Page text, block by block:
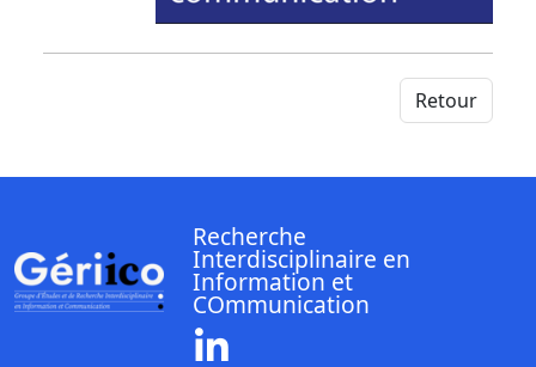
Retour
Recherche
Interdisciplinaire en
Information et
COmmunication